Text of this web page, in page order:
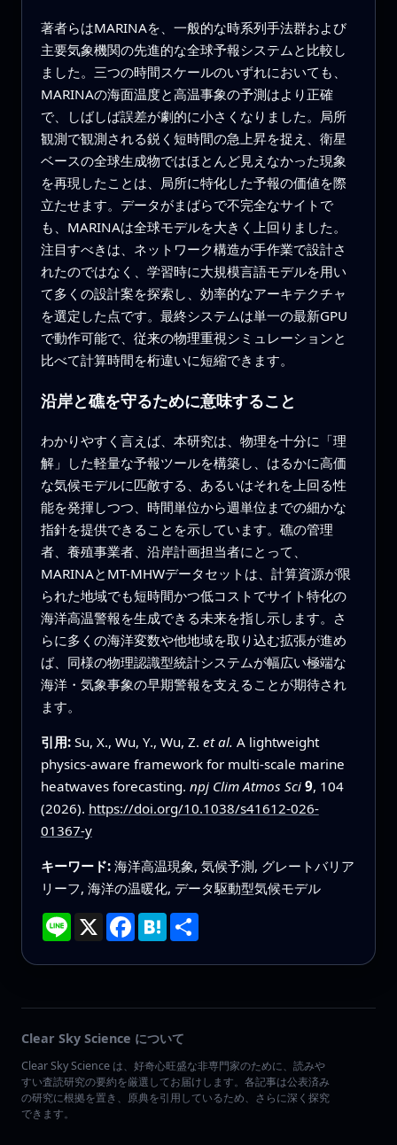
著者らはMARINAを、一般的な時系列手法群および
主要気象機関の先進的な全球予報システムと比較し
ました。三つの時間スケールのいずれにおいても、
MARINAの海面温度と高温事象の予測はより正確
で、しばしば誤差が劇的に小さくなりました。局所
観測で観測される鋭く短時間の急上昇を捉え、衛星
ベースの全球生成物ではほとんど見えなかった現象
を再現したことは、局所に特化した予報の価値を際
立たせます。データがまばらで不完全なサイトで
も、MARINAは全球モデルを大きく上回りました。
注目すべきは、ネットワーク構造が手作業で設計さ
れたのではなく、学習時に大規模言語モデルを用い
て多くの設計案を探索し、効率的なアーキテクチャ
を選定した点です。最終システムは単一の最新GPU
で動作可能で、従来の物理重視シミュレーションと
比べて計算時間を桁違いに短縮できます。
沿岸と礁を守るために意味すること
わかりやすく言えば、本研究は、物理を十分に「理
解」した軽量な予報ツールを構築し、はるかに高価
な気候モデルに匹敵する、あるいはそれを上回る性
能を発揮しつつ、時間単位から週単位までの細かな
指針を提供できることを示しています。礁の管理
者、養殖事業者、沿岸計画担当者にとって、
MARINAとMT-MHWデータセットは、計算資源が限
られた地域でも短時間かつ低コストでサイト特化の
海洋高温警報を生成できる未来を指し示します。さ
らに多くの海洋変数や他地域を取り込む拡張が進め
ば、同様の物理認識型統計システムが幅広い極端な
海洋・気象事象の早期警報を支えることが期待され
ます。
引用: Su, X., Wu, Y., Wu, Z. et al. A lightweight
physics-aware framework for multi-scale marine
heatwaves forecasting. npj Clim Atmos Sci 9, 104
(2026). https://doi.org/10.1038/s41612-026-
01367-y
キーワード: 海洋高温現象, 気候予測, グレートバリア
リーフ, 海洋の温暖化, データ駆動型気候モデル
Line X Facebook
Hatena
共
有
Clear Sky Science について
Clear Sky Science は、好奇心旺盛な非専門家のために、読みや
すい査読研究の要約を厳選してお届けします。各記事は公表済み
の研究に根拠を置き、原典を引用しているため、さらに深く探究
できます。